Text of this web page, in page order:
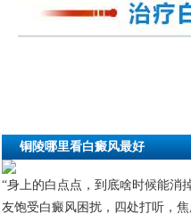
铜陵哪里看白癜风最好
“身上的白点点，到底啥时候能消
友饱受白癜风困扰，四处打听，